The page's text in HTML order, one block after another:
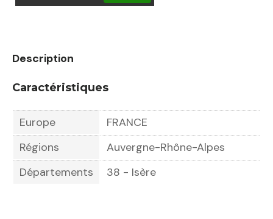
Description
Caractéristiques
Europe
FRANCE
Régions
Auvergne-Rhône-Alpes
Départements
38 - Isère